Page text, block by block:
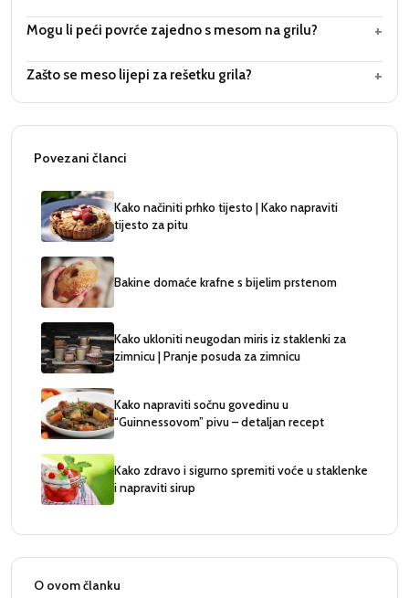
Mogu li peći povrće zajedno s mesom na grilu? +
Zašto se meso lijepi za rešetku grila? +
Povezani članci
Kako načiniti prhko tijesto | Kako napraviti
tijesto za pitu
Bakine domaće krafne s bijelim prstenom
Kako ukloniti neugodan miris iz staklenki za
zimnicu | Pranje posuda za zimnicu
Kako napraviti sočnu govedinu u
“Guinnessovom” pivu – detaljan recept
Kako zdravo i sigurno spremiti voće u staklenke
i napraviti sirup
O ovom članku